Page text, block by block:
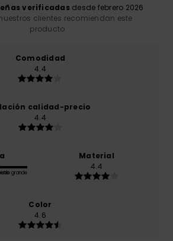
verificadasdesde febrero 2026
nuestros clientes recomiendan este
producto
Comodidad
4.4
calidad-precio
4.4
grande
Material
4.4
Color
4.6